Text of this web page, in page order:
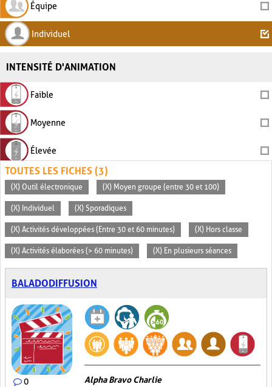
Équipe
Individuel
INTENSITÉ D'ANIMATION
Faible
Moyenne
Élevée
TOUTES LES FICHES (3)
(X) Outil électronique (X) Moyen groupe (entre 30 et 100)
(X) Individuel (X) Sporadiques
(X) Activités développées (Entre 30 et 60 minutes) (X) Hors classe
(X) Activités élaborées (> 60 minutes) (X) En plusieurs séances
BALADODIFFUSION
0 Alpha Bravo Charlie